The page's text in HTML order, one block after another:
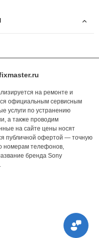
на ремонте и
официальным сервисным
услуги по устранению
а также проводим
на сайте цены носят
публичной офертой — точную
номерам телефонов,
бренда Sony